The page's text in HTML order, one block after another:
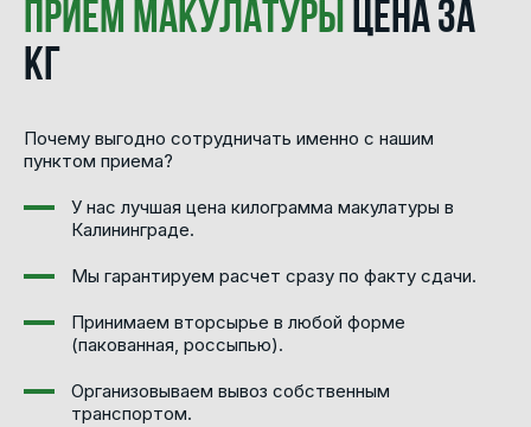
Приём макулатуры цена за
кг
Почему выгодно сотрудничать именно с нашим
пунктом приема?
У нас лучшая цена килограмма макулатуры в
Калининграде.
Мы гарантируем расчет сразу по факту сдачи.
Принимаем вторсырье в любой форме
(пакованная, россыпью).
Организовываем вывоз собственным
транспортом.